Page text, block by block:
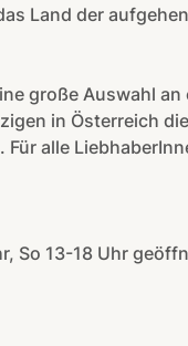
Land der
große Auswahl an
in Österreich
alle
So 13-18 Uhr